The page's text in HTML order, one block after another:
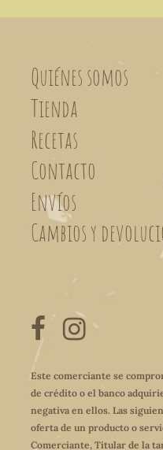
Quiénes somos
Tienda
Recetas
Contacto
Envíos
Cambios y
Este comerciante se
de crédito o el banco
negativa en ellos. Las
oferta de un producto o
Comerciante, Titular de la